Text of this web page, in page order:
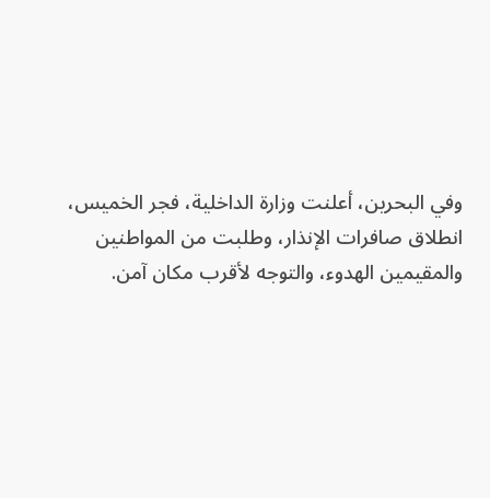
وفي البحرين، أعلنت وزارة الداخلية، فجر الخميس،
انطلاق صافرات الإنذار، وطلبت من المواطنين
والمقيمين الهدوء، والتوجه لأقرب مكان آمن.